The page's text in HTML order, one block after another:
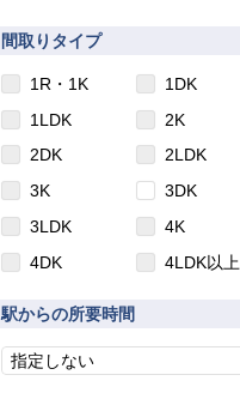
間取りタイプ
1R・1K
1DK
1LDK
2K
2DK
2LDK
3K
3DK
3LDK
4K
4DK
4LDK以上
駅からの所要時間
指定しない